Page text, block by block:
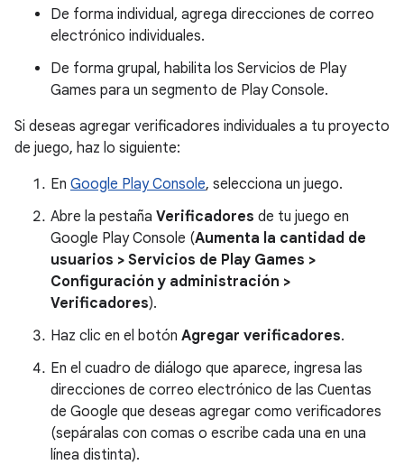
De forma individual, agrega direcciones de correo
electrónico individuales.
De forma grupal, habilita los Servicios de Play
Games para un segmento de Play Console.
Si deseas agregar verificadores individuales a tu proyecto
de juego, haz lo siguiente:
En Google Play Console, selecciona un juego.
Abre la pestaña Verificadores de tu juego en
Google Play Console (Aumenta la cantidad de
usuarios > Servicios de Play Games >
Configuración y administración >
Verificadores).
Haz clic en el botón Agregar verificadores.
En el cuadro de diálogo que aparece, ingresa las
direcciones de correo electrónico de las Cuentas
de Google que deseas agregar como verificadores
(sepáralas con comas o escribe cada una en una
línea distinta).